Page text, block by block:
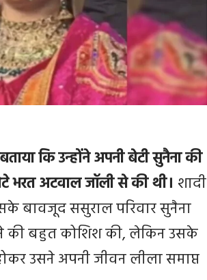
कि उन्होंने अपनी बेटी सुनैना की
भरत अटवाल जॉली से की थी। शादी
बावजूद ससुराल परिवार सुनैना
की बहुत कोशिश की, लेकिन उसके
उसने अपनी जीवन लीला समाप्त